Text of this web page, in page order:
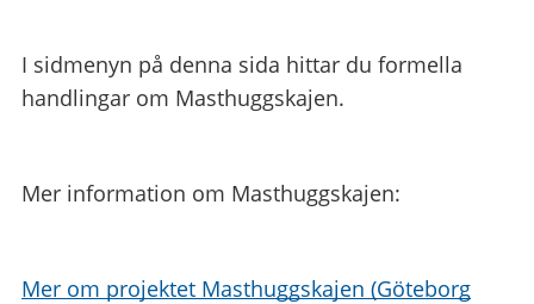
I sidmenyn på denna sida hittar du formella
handlingar om Masthuggskajen.
Mer information om Masthuggskajen:
Mer om projektet Masthuggskajen (Göteborg